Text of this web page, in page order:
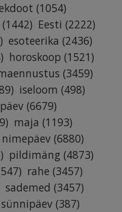
(1054)
(1442) Eesti (2222)
esoteerika (2436)
horoskoop (1521)
(3459)
iseloom (498)
(6679)
maja (1193)
nimepäev (6880)
pildimäng (4873)
rahe (3457)
sademed (3457)
sünnipäev (387)